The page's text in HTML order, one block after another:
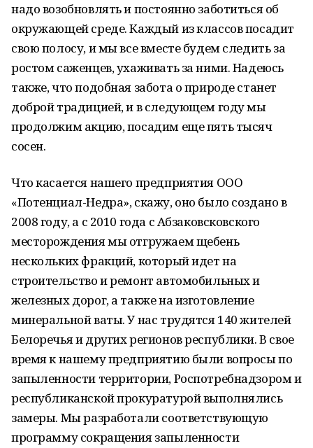
надо возобновлять и постоянно заботиться об
окружающей среде. Каждый из классов посадит
свою полосу, и мы все вместе будем следить за
ростом саженцев, ухаживать за ними. Надеюсь
также, что подобная забота о природе станет
доброй традицией, и в следующем году мы
продолжим акцию, посадим еще пять тысяч
сосен.
Что касается нашего предприятия ООО
«Потенциал-Недра», скажу, оно было создано в
2008 году, а с 2010 года с Абзаковсковского
месторождения мы отгружаем щебень
нескольких фракций, который идет на
строительство и ремонт автомобильных и
железных дорог, а также на изготовление
минеральной ваты. У нас трудятся 140 жителей
Белоречья и других регионов республики. В свое
время к нашему предприятию были вопросы по
запыленности территории, Роспотребнадзором и
республиканской прокуратурой выполнялись
замеры. Мы разработали соответствующую
программу сокращения запыленности